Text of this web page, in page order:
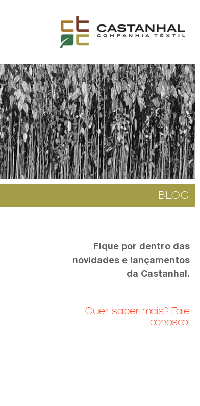
BLOG
Fique por dentro das
novidades e lançamentos
da Castanhal.
Quer saber mais? Fale
conosco!